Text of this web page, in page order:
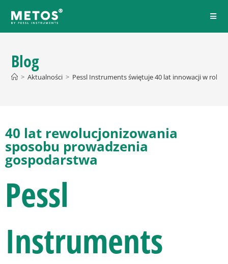
Blog
> Aktualności > Pessl Instruments świętuje 40 lat innowacji w
40 lat rewolucjonizowania
sposobu prowadzenia
gospodarstwa
Pessl
Instruments